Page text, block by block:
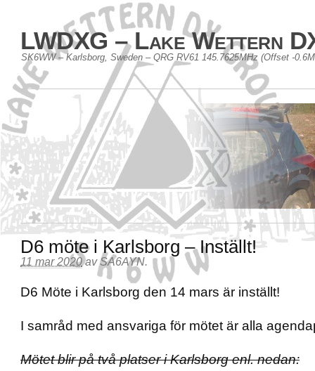
LWDXG – Lake Wettern
SK6WW – Karlsborg, Sweden – QRG RV61 145.7625MHz (Offset -
D6 möte i Karlsborg – Inställt!
11 mar 2020 avSA6AYN.
D6 Möte i Karlsborg den 14 mars är inställt!
I samråd med ansvariga för mötet är alla
Mötet blir på två platser i Karlsborg enl. nedan: